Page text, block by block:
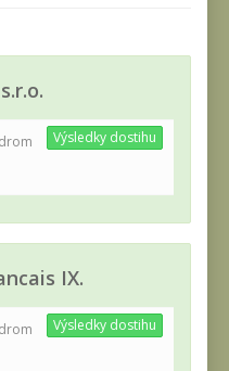
Výsledky dostihu
IX.
Výsledky dostihu